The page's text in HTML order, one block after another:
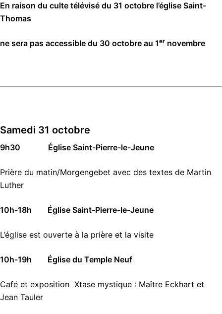
En raison du culte télévisé du 31 octobre l’église Saint-
Thomas
ne sera pas accessible du 30 octobre au 1er novembre
Samedi 31 octobre
9h30 Église Saint-Pierre-le-Jeune
Prière du matin/Morgengebet avec des textes de Martin
Luther
10h-18h Église Saint-Pierre-le-Jeune
L’église est ouverte à la prière et la visite
10h-19h Église du Temple Neuf
Café et exposition Xtase mystique : Maître Eckhart et
Jean Tauler